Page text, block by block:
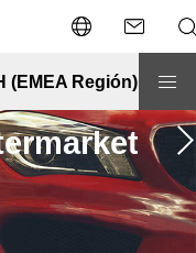
(EMEA Región)